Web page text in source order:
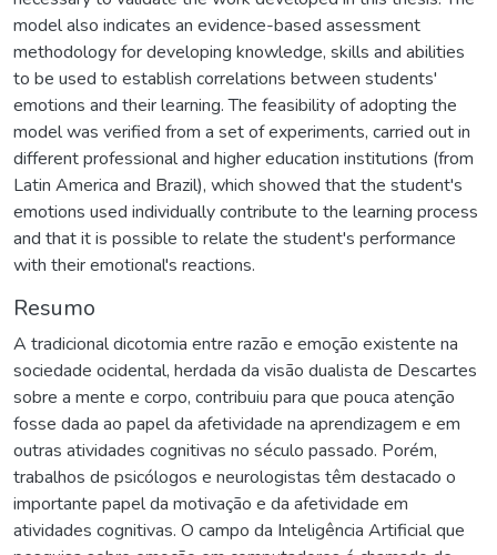
model also indicates an evidence-based assessment
methodology for developing knowledge, skills and abilities
to be used to establish correlations between students'
emotions and their learning. The feasibility of adopting the
model was verified from a set of experiments, carried out in
different professional and higher education institutions (from
Latin America and Brazil), which showed that the student's
emotions used individually contribute to the learning process
and that it is possible to relate the student's performance
with their emotional's reactions.
Resumo
A tradicional dicotomia entre razão e emoção existente na
sociedade ocidental, herdada da visão dualista de Descartes
sobre a mente e corpo, contribuiu para que pouca atenção
fosse dada ao papel da afetividade na aprendizagem e em
outras atividades cognitivas no século passado. Porém,
trabalhos de psicólogos e neurologistas têm destacado o
importante papel da motivação e da afetividade em
atividades cognitivas. O campo da Inteligência Artificial que